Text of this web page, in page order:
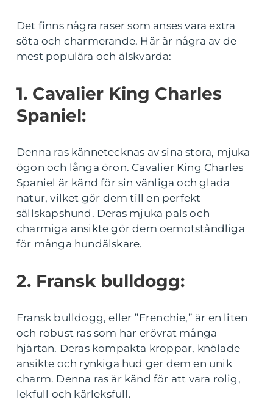
Det finns några raser som anses vara extra
söta och charmerande. Här är några av de
mest populära och älskvärda:
1. Cavalier King Charles
Spaniel:
Denna ras kännetecknas av sina stora, mjuka
ögon och långa öron. Cavalier King Charles
Spaniel är känd för sin vänliga och glada
natur, vilket gör dem till en perfekt
sällskapshund. Deras mjuka päls och
charmiga ansikte gör dem oemotståndliga
för många hundälskare.
2. Fransk bulldogg:
Fransk bulldogg, eller ”Frenchie,” är en liten
och robust ras som har erövrat många
hjärtan. Deras kompakta kroppar, knölade
ansikte och rynkiga hud ger dem en unik
charm. Denna ras är känd för att vara rolig,
lekfull och kärleksfull.